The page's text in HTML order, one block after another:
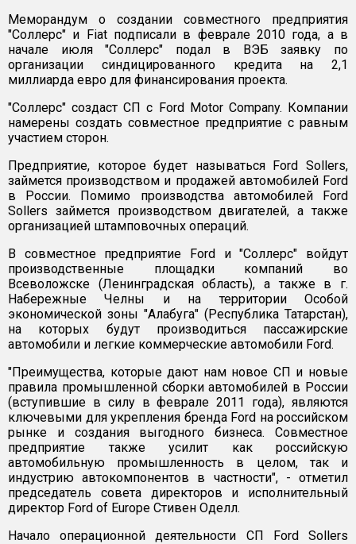
Меморандум о создании совместного предприятия
"Соллерс" и Fiat подписали в феврале 2010 года, а в
начале июля "Соллерс" подал в ВЭБ заявку по
организации синдицированного кредита на 2,1
миллиарда евро для финансирования проекта.
"Соллерс" создаст СП с Ford Motor Company. Компании
намерены создать совместное предприятие с равным
участием сторон.
Предприятие, которое будет называться Ford Sollers,
займется производством и продажей автомобилей Ford
в России. Помимо производства автомобилей Ford
Sollers займется производством двигателей, а также
организацией штамповочных операций.
В совместное предприятие Ford и "Соллерс" войдут
производственные площадки компаний во
Всеволожске (Ленинградская область), а также в г.
Набережные Челны и на территории Особой
экономической зоны "Алабуга" (Республика Татарстан),
на которых будут производиться пассажирские
автомобили и легкие коммерческие автомобили Ford.
"Преимущества, которые дают нам новое СП и новые
правила промышленной сборки автомобилей в России
(вступившие в силу в феврале 2011 года), являются
ключевыми для укрепления бренда Ford на российском
рынке и создания выгодного бизнеса. Совместное
предприятие также усилит как российскую
автомобильную промышленность в целом, так и
индустрию автокомпонентов в частности", - отметил
председатель совета директоров и исполнительный
директор Ford of Europe Стивен Оделл.
Начало операционной деятельности СП Ford Sollers